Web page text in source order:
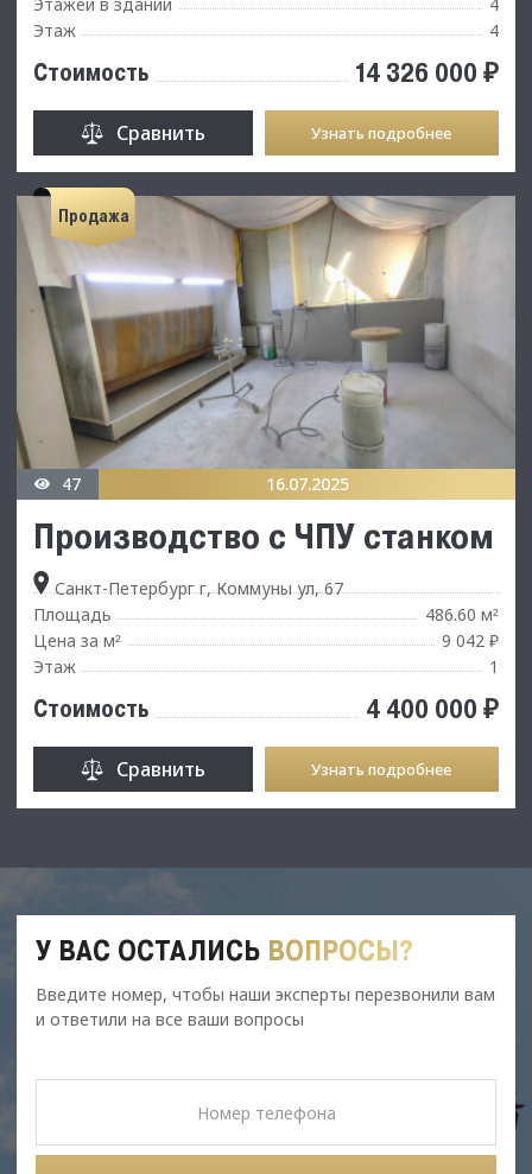
Этаж
4
Стоимость 14 326 000 ₽
Сравнить Узнать подробнее
Продажа
47 16.07.2025
Производство с ЧПУ станком
Санкт-Петербург г, Коммуны ул, 67
Площадь
486.60 м²
Цена за м²
9 042 ₽
Этаж
1
Стоимость 4 400 000 ₽
Сравнить Узнать подробнее
У ВАС ОСТАЛИСЬ ВОПРОСЫ?
Введите номер, чтобы наши эксперты перезвонили вам
и ответили на все ваши вопросы